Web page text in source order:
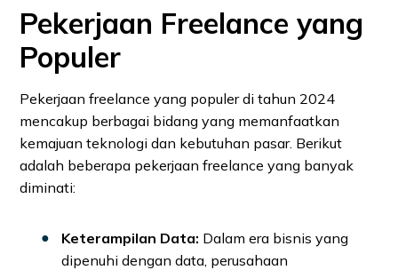
Pekerjaan Freelance yang
Populer
Pekerjaan freelance yang populer di tahun 2024
mencakup berbagai bidang yang memanfaatkan
kemajuan teknologi dan kebutuhan pasar. Berikut
adalah beberapa pekerjaan freelance yang banyak
diminati:
Keterampilan Data: Dalam era bisnis yang
dipenuhi dengan data, perusahaan